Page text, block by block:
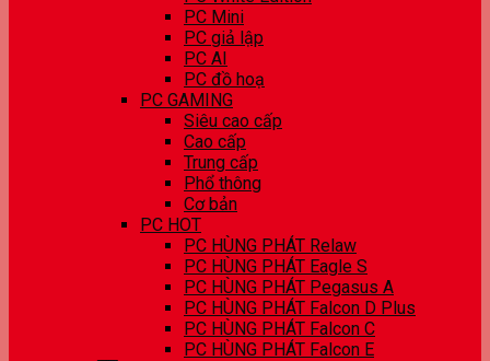
PC Mini
PC giả lập
PC AI
PC đồ hoạ
PC GAMING
Siêu cao cấp
Cao cấp
Trung cấp
Phổ thông
Cơ bản
PC HOT
PC HÙNG PHÁT Relaw
PC HÙNG PHÁT Eagle S
PC HÙNG PHÁT Pegasus A
PC HÙNG PHÁT Falcon D Plus
PC HÙNG PHÁT Falcon C
PC HÙNG PHÁT Falcon E